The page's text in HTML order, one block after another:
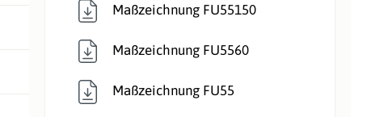
Maßzeichnung FU55150
Maßzeichnung FU5560
Maßzeichnung FU55